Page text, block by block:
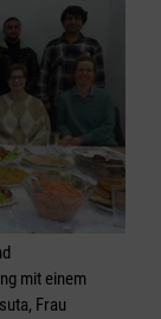
mit einem
Frau